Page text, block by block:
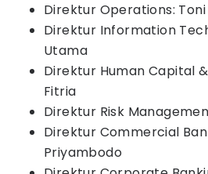
Direktur Operations: Toni
Direktur Information
Utama
Direktur Human Capital
Fitria
Direktur Risk
Direktur Commercial
Priyambodo